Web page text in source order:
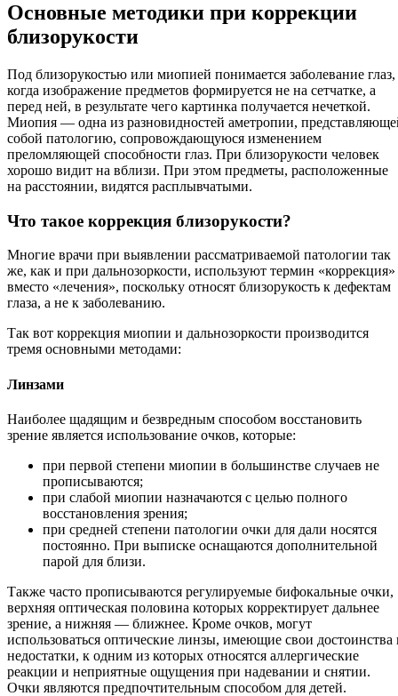
Основные методики при коррекции
близорукости
Под близорукостью или миопией понимается заболевание глаз,
когда изображение предметов формируется не на сетчатке, а
перед ней, в результате чего картинка получается нечеткой.
Миопия — одна из разновидностей аметропии,
собой патологию, сопровождающуюся изменением
преломляющей способности глаз. При близорукости человек
хорошо видит на вблизи. При этом предметы, расположенные
на расстоянии, видятся расплывчатыми.
Что такое коррекция близорукости?
Многие врачи при выявлении рассматриваемой патологии так
же, как и при дальнозоркости, используют термин «коррекция»
вместо «лечения», поскольку относят близорукость к дефектам
глаза, а не к заболеванию.
Так вот коррекция миопии и дальнозоркости производится
тремя основными методами:
Линзами
Наиболее щадящим и безвредным способом восстановить
зрение является использование очков, которые:
при первой степени миопии в большинстве случаев не
прописываются;
при слабой миопии назначаются с целью полного
восстановления зрения;
при средней степени патологии очки для дали носятся
постоянно. При выписке оснащаются дополнительной
парой для близи.
Также часто прописываются регулируемые бифокальные очки,
верхняя оптическая половина которых корректирует дальнее
зрение, а нижняя — ближнее. Кроме очков, могут
использоваться оптические линзы, имеющие свои достоинства
недостатки, к одним из которых относятся аллергические
реакции и неприятные ощущения при надевании и снятии.
Очки являются предпочтительным способом для детей.